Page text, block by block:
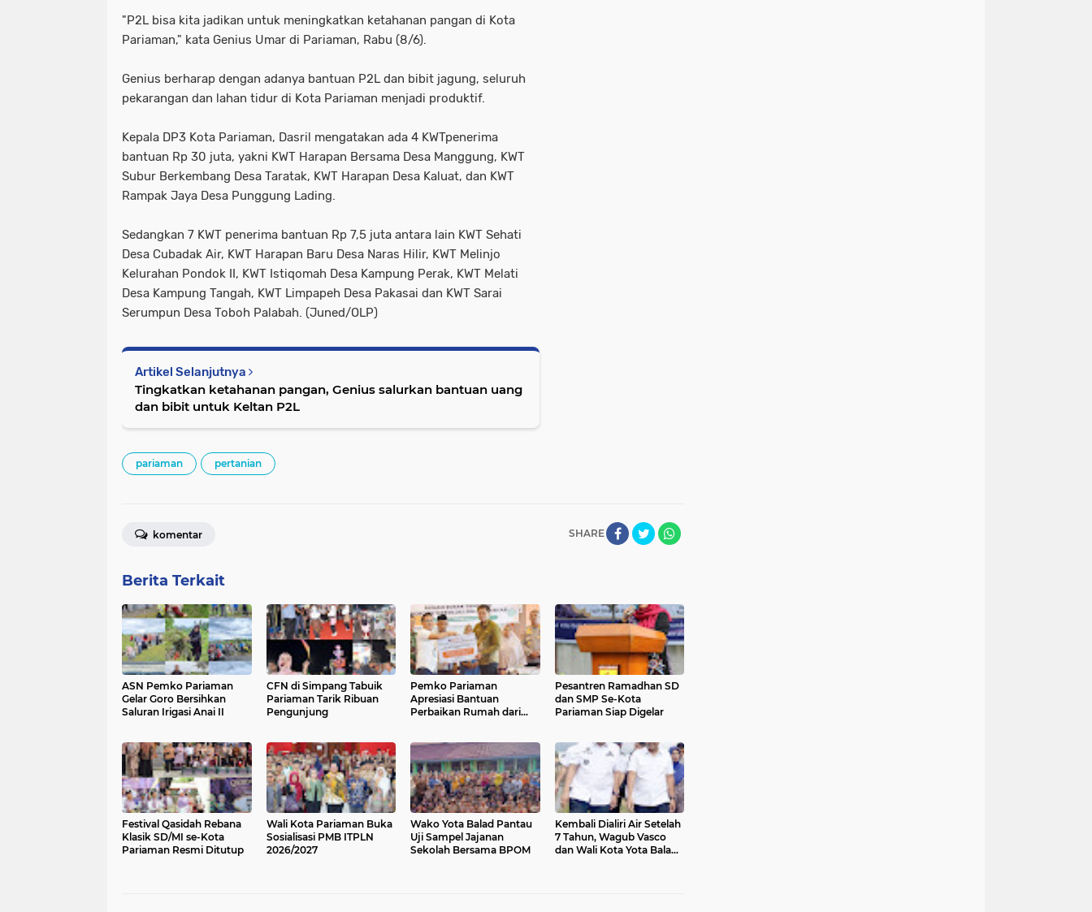
"P2L bisa kita jadikan untuk meningkatkan ketahanan pangan di Kota
Pariaman," kata Genius Umar di Pariaman, Rabu (8/6).
Genius berharap dengan adanya bantuan P2L dan bibit jagung, seluruh
pekarangan dan lahan tidur di Kota Pariaman menjadi produktif.
Kepala DP3 Kota Pariaman, Dasril mengatakan ada 4 KWTpenerima
bantuan Rp 30 juta, yakni KWT Harapan Bersama Desa Manggung, KWT
Subur Berkembang Desa Taratak, KWT Harapan Desa Kaluat, dan KWT
Rampak Jaya Desa Punggung Lading.
Sedangkan 7 KWT penerima bantuan Rp 7,5 juta antara lain KWT Sehati
Desa Cubadak Air, KWT Harapan Baru Desa Naras Hilir, KWT Melinjo
Kelurahan Pondok II, KWT Istiqomah Desa Kampung Perak, KWT Melati
Desa Kampung Tangah, KWT Limpapeh Desa Pakasai dan KWT Sarai
Serumpun Desa Toboh Palabah. (Juned/OLP)
Artikel Selanjutnya
Tingkatkan ketahanan pangan, Genius salurkan bantuan uang
dan bibit untuk Keltan P2L
pariaman pertanian
SHARE
komentar
Berita Terkait
ASN Pemko Pariaman
Gelar Goro Bersihkan
Saluran Irigasi Anai II
CFN di Simpang Tabuik
Pariaman Tarik Ribuan
Pengunjung
Pemko Pariaman
Apresiasi Bantuan
Perbaikan Rumah dari
Pesantren Ramadhan SD
dan SMP Se-Kota
Pariaman Siap Digelar
Festival Qasidah Rebana
Klasik SD/MI se-Kota
Pariaman Resmi Ditutup
Wali Kota Pariaman Buka
Sosialisasi PMB ITPLN
2026/2027
Wako Yota Balad Pantau
Uji Sampel Jajanan
Sekolah Bersama BPOM
Kembali Dialiri Air Setelah
7 Tahun, Wagub Vasco
dan Wali Kota Yota Balad